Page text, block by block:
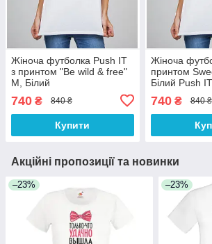
Жіноча футболка Push IT
з принтом "Be wild & free"
M, Білий
740 ₴ 840 ₴
Купити
Жіноча
принтом
Білий Push IT
740₴ 840 ₴
Акційні пропозиції та новинки
–23% –23%